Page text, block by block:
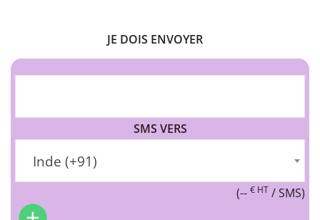
JE DOIS ENVOYER
SMS VERS
Inde (+91)
(-- € HT / SMS)